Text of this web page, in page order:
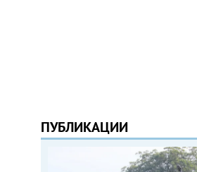
ПУБЛИКАЦИИ